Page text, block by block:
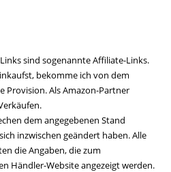
sind sogenannte Affiliate-Links.
bekomme ich von dem
Provision. Als Amazon-Partner
dem angegebenen Stand
inzwischen geändert haben. Alle
die Angaben, die zum
Händler-Website angezeigt werden.